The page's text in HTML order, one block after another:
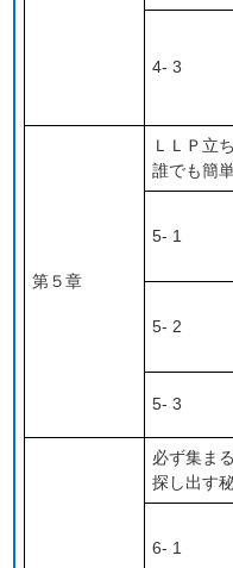
4- 3
第５章
ＬＬＰ立
誰でも簡
5- 1
5- 2
5- 3
必ず集ま
探し出す
6- 1